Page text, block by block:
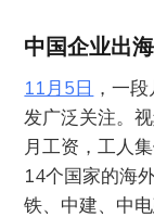
中国企业出
11月5日 ，一
发广泛关注。
月工资，工人
14个国家的海
铁、中建、中